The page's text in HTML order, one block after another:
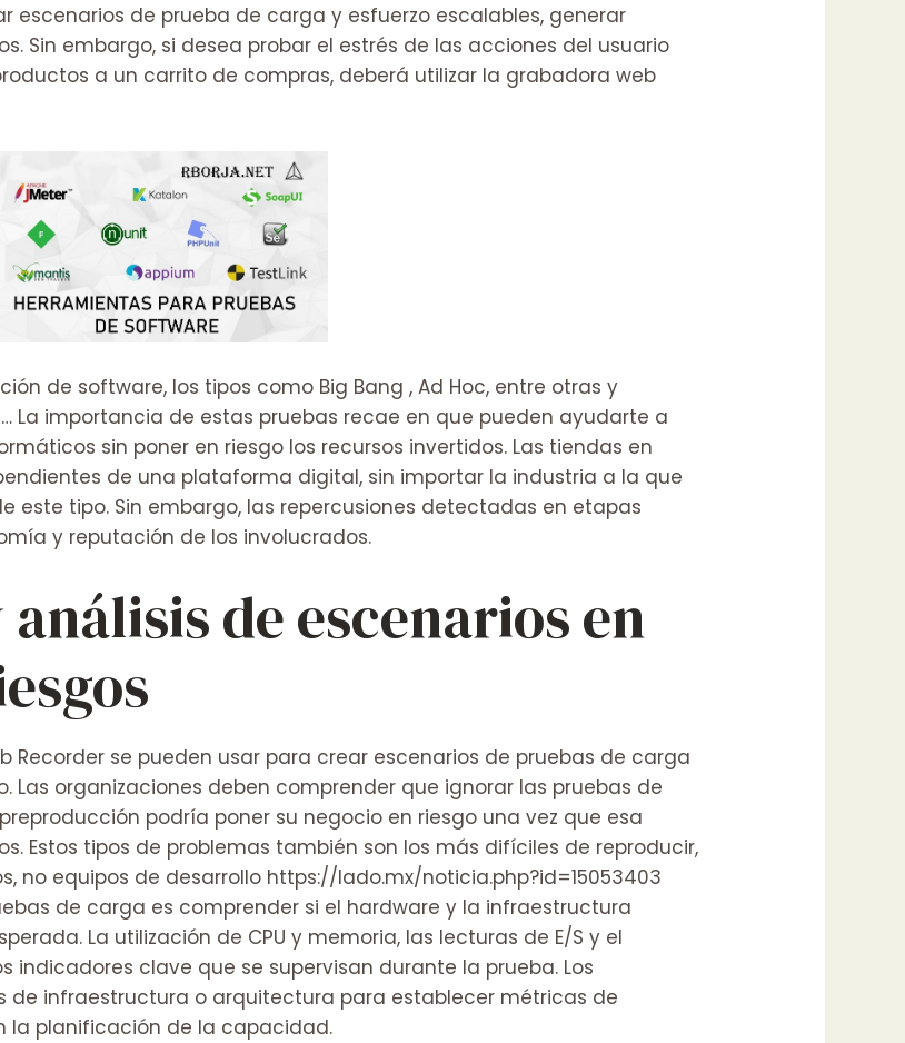
escenarios de prueba de carga y esfuerzo escalables, generar
Sin embargo, si desea probar el estrés de las acciones del usuario
a un carrito de compras, deberá utilizar la grabadora web
de software, los tipos como Big Bang , Ad Hoc, entre otras y
La importancia de estas pruebas recae en que pueden ayudarte a
sin poner en riesgo los recursos invertidos. Las tiendas en
de una plataforma digital, sin importar la industria a la que
este tipo. Sin embargo, las repercusiones detectadas en etapas
y reputación de los involucrados.
de escenarios en
Recorder se pueden usar para crear escenarios de pruebas de carga
organizaciones deben comprender que ignorar las pruebas de
podría poner su negocio en riesgo una vez que esa
Estos tipos de problemas también son los más difíciles de reproducir,
no equipos de desarrollo https://lado.mx/noticia.php?id=15053403
de carga es comprender si el hardware y la infraestructura
La utilización de CPU y memoria, las lecturas de E/S y el
indicadores clave que se supervisan durante la prueba. Los
de infraestructura o arquitectura para establecer métricas de
la planificación de la capacidad.